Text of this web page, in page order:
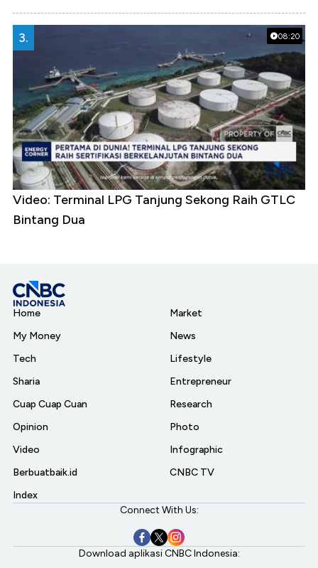
08:20
3.
Video: Terminal LPG Tanjung Sekong Raih GTLC
Bintang Dua
Home
My Money
Tech
Sharia
Cuap Cuap Cuan
Opinion
Video
Berbuatbaik.id
Index
Market
News
Lifestyle
Entrepreneur
Research
Photo
Infographic
CNBC TV
Connect With Us:
Download aplikasi CNBC Indonesia: